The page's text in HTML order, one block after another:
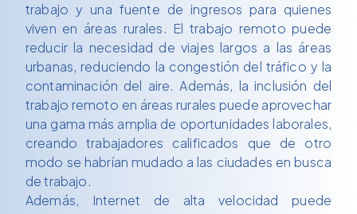
trabajo y una fuente de ingresos para quienes
viven en áreas rurales. El trabajo remoto puede
reducir la necesidad de viajes largos a las áreas
urbanas, reduciendo la congestión del tráfico y la
contaminación del aire. Además, la inclusión del
trabajo remoto en áreas rurales puede aprovechar
una gama más amplia de oportunidades laborales,
creando trabajadores calificados que de otro
modo se habrían mudado a las ciudades en busca
de trabajo.
Además, Internet de alta velocidad puede